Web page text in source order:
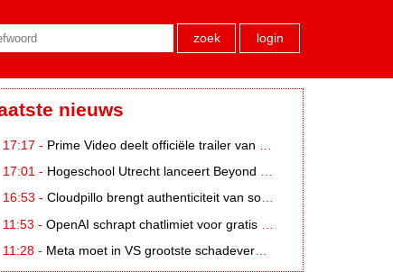
zoek login
nieuws
17:17 - Prime Video deelt officiële trailer van L*VE KLEINE
17:01 - Hogeschool Utrecht lanceert Beyond Campus binnen International Creative Business
16:53 - Cloudpillo brengt authenticiteit van social naar tv
11:53 - OpenAI schrapt chatlimiet voor gratis ChatGPT-gebruikers
11:28 - Meta moet in VS grootste schadevergoeding ooit betalen: 567 miljoen dollar